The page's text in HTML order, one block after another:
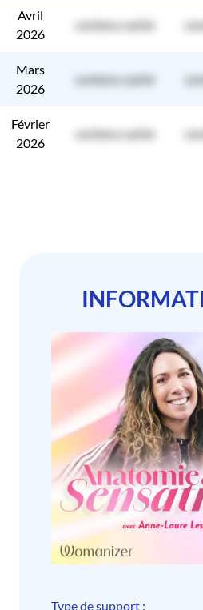
Avril
2026
contenu caché
Mars
2026
contenu caché
Février
2026
contenu caché
Type de support :